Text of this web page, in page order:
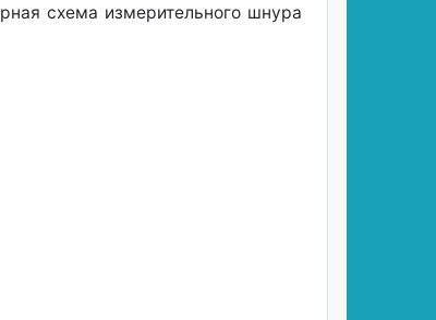
схема измерительного шнура